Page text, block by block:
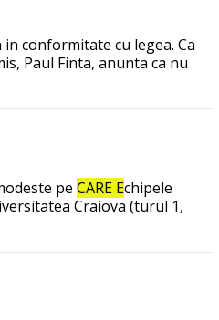
conformitate cu legea. Ca
Paul Finta, anunta ca nu
pe CARE Echipele
Craiova (turul 1,